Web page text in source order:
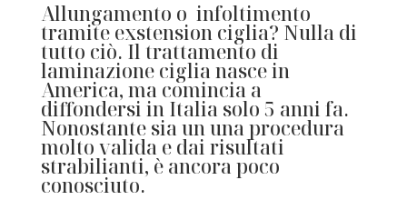
Allungamento o infoltimento
tramite exstension ciglia? Nulla di
tutto ciò. Il trattamento di
laminazione ciglia nasce in
America, ma comincia a
diffondersi in Italia solo 5 anni fa.
Nonostante sia un una procedura
molto valida e dai risultati
strabilianti, è ancora poco
conosciuto.